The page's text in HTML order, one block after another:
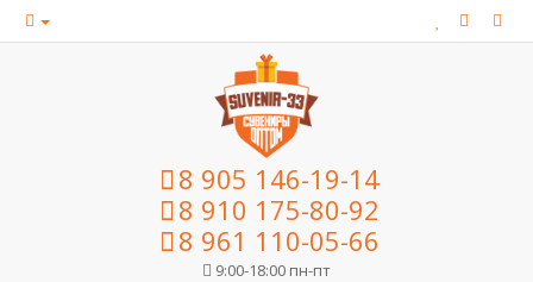
8 905 146-19-14
8 910 175-80-92
8 961 110-05-66
9:00-18:00 пн-пт